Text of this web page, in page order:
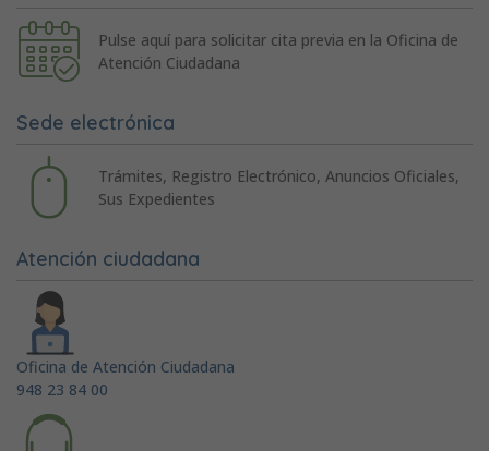
Pulse aquí para solicitar cita previa en la Oficina de
Atención Ciudadana
Sede electrónica
Trámites, Registro Electrónico, Anuncios Oficiales,
Sus Expedientes
Atención ciudadana
Oficina de Atención Ciudadana
948 23 84 00